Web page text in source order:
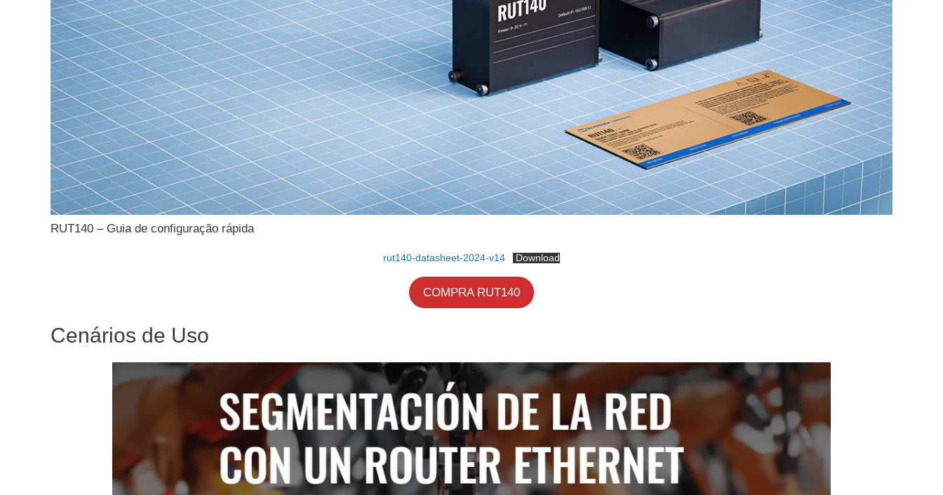
RUT140 – Guia de configuração rápida
rut140-datasheet-2024-v14 Download
COMPRA RUT140
Cenários de Uso